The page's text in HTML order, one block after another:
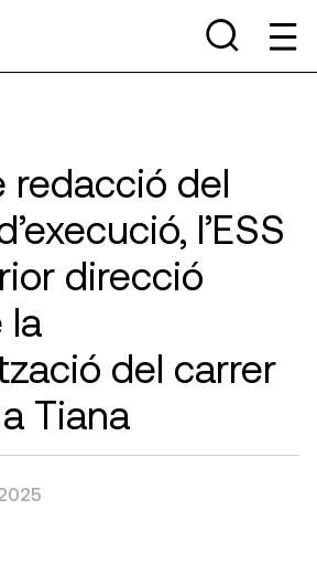
redacció del
l’ESS
direcció
la
del carrer
Tiana